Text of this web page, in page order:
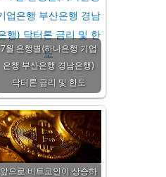
7월 은행별(하나은행 기업
은행 부산은행 경남은행)
닥터론 금리 및 한도
앞으로 비트코인이 상승하